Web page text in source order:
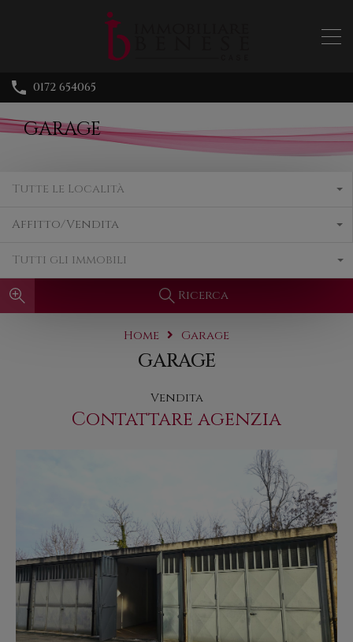
0172 654065
GARAGE
Tutte le Località
Affitto/Vendita
Tutti gli immobili
Ricerca
Home Garage
GARAGE
Vendita
Contattare agenzia